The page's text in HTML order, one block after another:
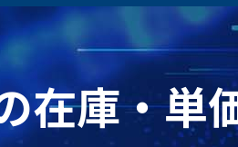
在庫・単